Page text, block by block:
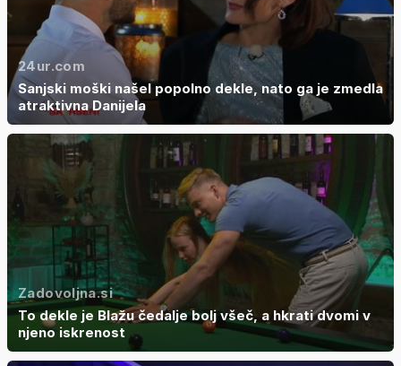
24ur.com
Sanjski moški našel popolno dekle, nato ga je zmedla
atraktivna Danijela
Zadovoljna.si
To dekle je Blažu čedalje bolj všeč, a hkrati dvomi v
njeno iskrenost